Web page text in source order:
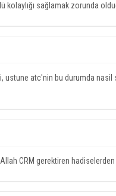
kolaylığı sağlamak zorunda
atc'nin bu durumda
CRM gerektiren